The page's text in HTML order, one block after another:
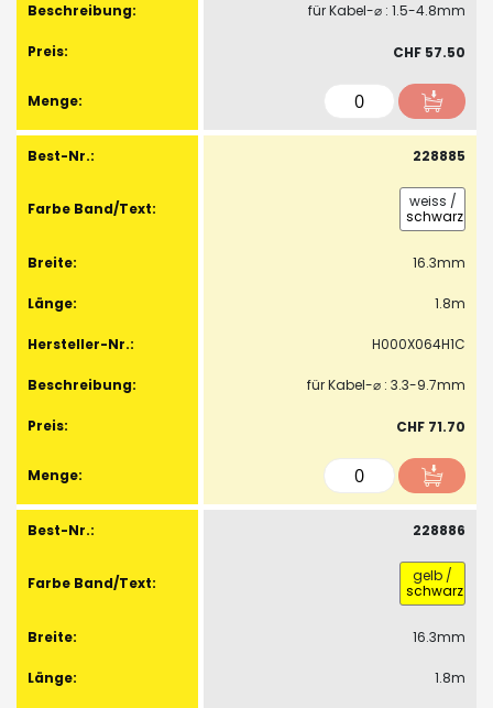
für Kabel-⌀ : 1.5-4.8mm
CHF 57.50
228885
weiss /
schwarz
16.3mm
1.8m
H000X064H1C
für Kabel-⌀ : 3.3-9.7mm
CHF 71.70
228886
gelb /
schwarz
16.3mm
1.8m